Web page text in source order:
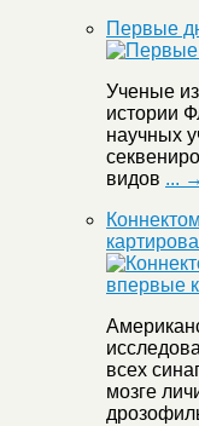
Первые
Ученые
истории
научных
видов ... →
всех
мозге